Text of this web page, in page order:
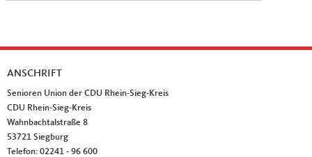
Fußbereich
ANSCHRIFT
Senioren Union der CDU Rhein-Sieg-Kreis
CDU Rhein-Sieg-Kreis
Wahnbachtalstraße 8
53721 Siegburg
Telefon: 02241 - 96 600